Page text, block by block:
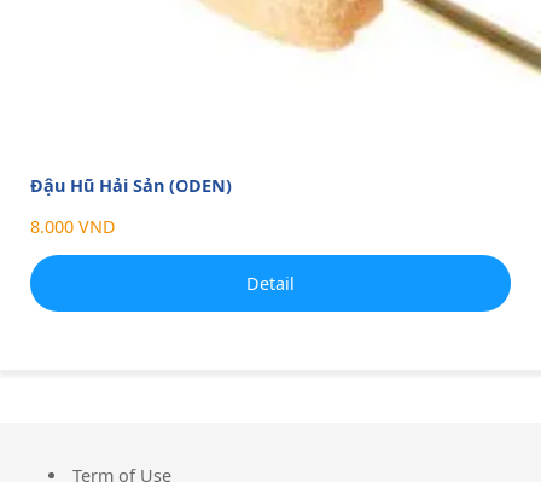
Đậu Hũ Hải Sản (ODEN)
8.000 VND
Detail
Term of Use